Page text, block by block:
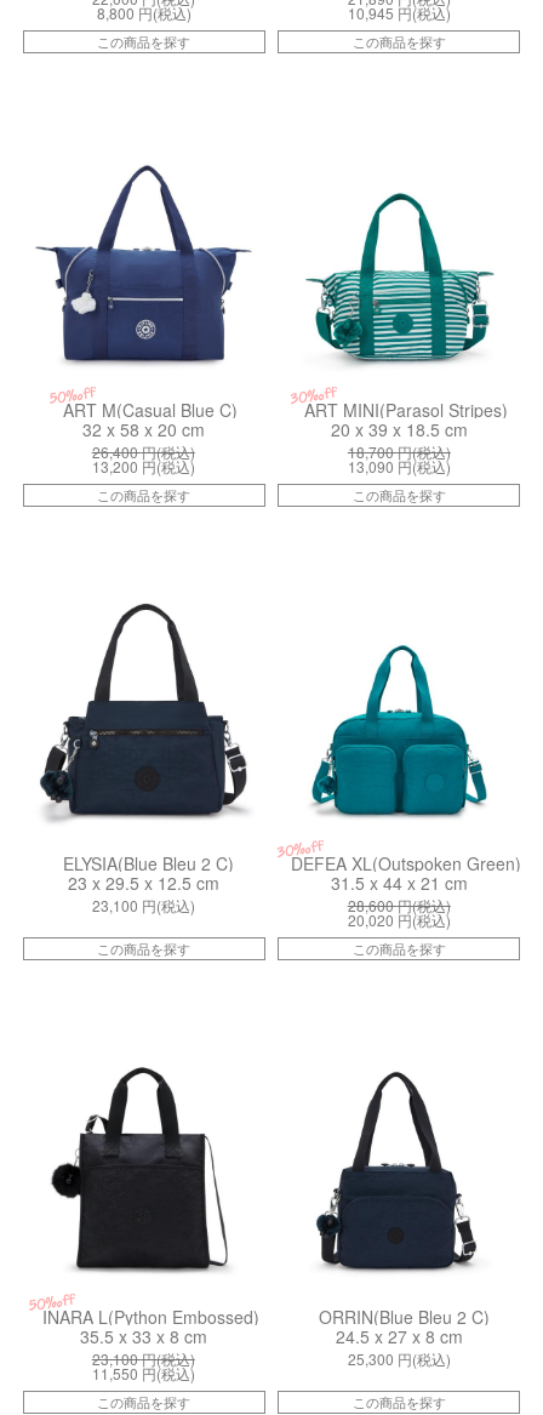
8,800 円(税込)
この商品を探す
10,945 円(税込)
この商品を探す
50%off
ART M(Casual Blue C)
32 x 58 x 20 cm
26,400円(税込)
13,200 円(税込)
この商品を探す
30%off
ART MINI(Parasol Stripes)
20 x 39 x 18.5 cm
18,700円(税込)
13,090 円(税込)
この商品を探す
ELYSIA(Blue Bleu 2 C)
23 x 29.5 x 12.5 cm
23,100 円(税込)
この商品を探す
30%off
DEFEA XL(Outspoken Green)
31.5 x 44 x 21 cm
28,600円(税込)
20,020 円(税込)
この商品を探す
50%off
INARA L(Python Embossed)
35.5 x 33 x 8 cm
23,100円(税込)
11,550 円(税込)
この商品を探す
ORRIN(Blue Bleu 2 C)
24.5 x 27 x 8 cm
25,300 円(税込)
この商品を探す